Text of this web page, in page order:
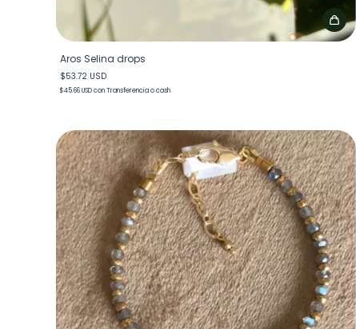
Aros Selina drops
$53.72 USD
$45.66 USDconTransferencia o cash